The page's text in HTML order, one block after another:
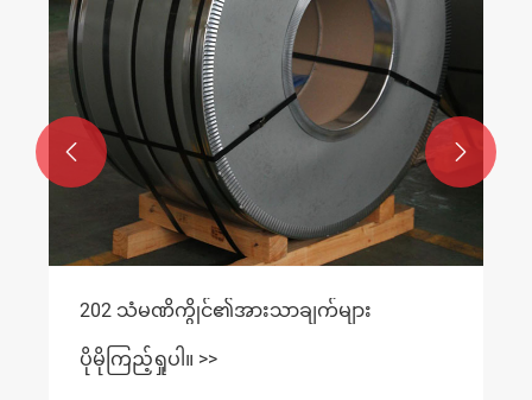
202 သံမဏိကွိုင်၏အားသာချက်များ
ပိုမိုကြည့်ရှုပါ။ >>
 